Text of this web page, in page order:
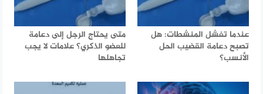
عندما تفشل المنشطات: هل
تصبح دعامة القضيب الحل
الأنسب؟
متى يحتاج الرجل إلى دعامة
للعضو الذكري؟ علامات لا يجب
تجاهلها